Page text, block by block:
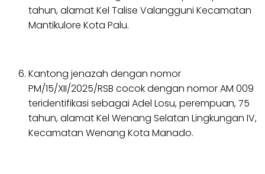
tahun, alamat Kel Talise Valangguni Kecamatan
Mantikulore Kota Palu.
Kantong jenazah dengan nomor
PM/15/XII/2025/RSB cocok dengan nomor AM 009
teridentifikasi sebagai Adel Losu, perempuan, 75
tahun, alamat Kel Wenang Selatan Lingkungan IV,
Kecamatan Wenang Kota Manado.